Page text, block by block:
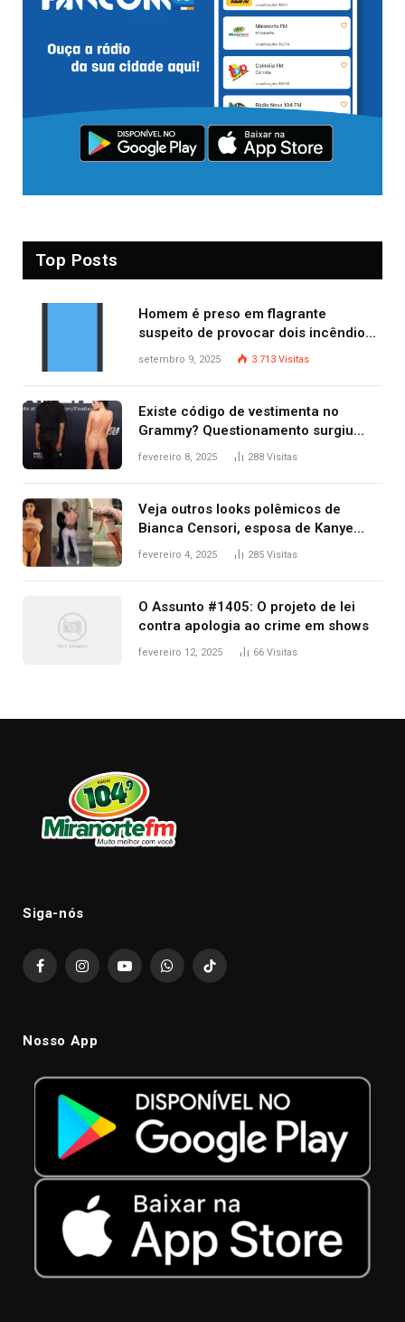
Top Posts
Homem é preso em flagrante
suspeito de provocar dois incêndios
criminosos no mesmo dia
setembro 9, 2025 3.713 Visitas
Existe código de vestimenta no
Grammy? Questionamento surgiu
após Bianca Censori, mulher de
fevereiro 8, 2025 288 Visitas
Veja outros looks polêmicos de
Bianca Censori, esposa de Kanye
West que apareceu nua no Grammy
fevereiro 4, 2025 285 Visitas
O Assunto #1405: O projeto de lei
contra apologia ao crime em shows
fevereiro 12, 2025 66 Visitas
Siga-nós
FacebookInstagramYouTubeWhatsAppTikTok
Nosso App